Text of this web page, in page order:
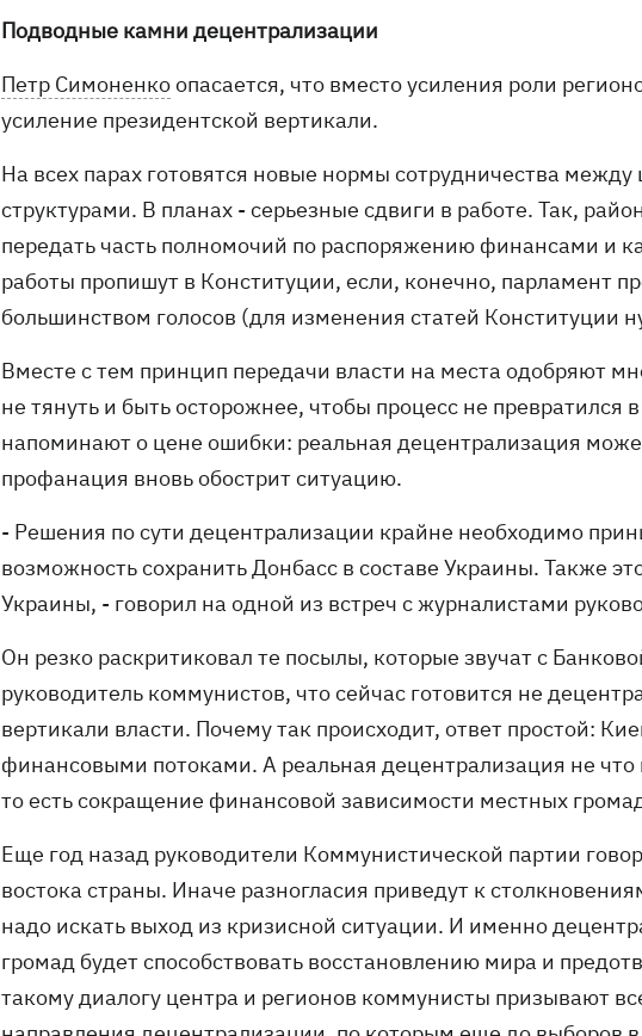
Подводные камни децентрализации
Петр Симоненкоопасается, что вместо усиления роли
усиление президентской вертикали.
На всех парах готовятся новые нормы сотрудничества
структурами. В планах - серьезные сдвиги в работе. Так,
передать часть полномочий по распоряжению финансами и
работы пропишут в Конституции, если, конечно, парламент
большинством голосов (для изменения статей Конституции
Вместе с тем принцип передачи власти на места одобряют
не тянуть и быть осторожнее, чтобы процесс не
напоминают о цене ошибки: реальная децентрализация
профанация вновь обострит ситуацию.
- Решения по сути децентрализации крайне необходимо
возможность сохранить Донбасс в составе Украины. Также
Украины, - говорил на одной из встреч с журналистами
Он резко раскритиковал те посылы, которые звучат с
руководитель коммунистов, что сейчас готовится не
вертикали власти. Почему так происходит, ответ простой:
финансовыми потоками. А реальная децентрализация не
то есть сокращение финансовой зависимости местных
Еще год назад руководители Коммунистической партии
востока страны. Иначе разногласия приведут к
надо искать выход из кризисной ситуации. И именно
громад будет способствовать восстановлению мира и
такому диалогу центра и регионов коммунисты призывают